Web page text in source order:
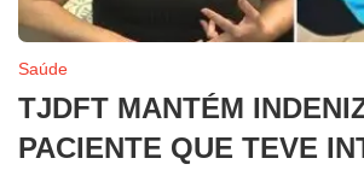
Saúde
TJDFT MANTÉM
PACIENTE QUE TEVE